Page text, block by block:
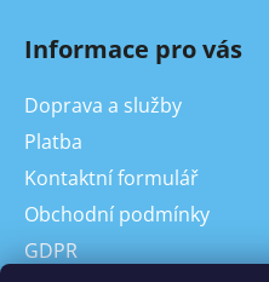
Informace pro vás
Doprava a služby
Platba
Kontaktní formulář
Obchodní podmínky
GDPR